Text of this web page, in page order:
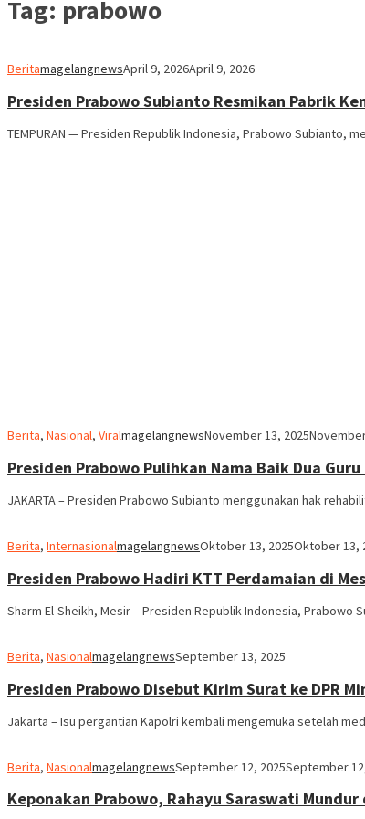
Tag: prabowo
BeritamagelangnewsApril 9, 2026April 9, 2026
Presiden Prabowo Subianto Resmikan Pabrik
TEMPURAN — Presiden Republik Indonesia, Prabowo Subianto,
Berita, Nasional, ViralmagelangnewsNovember 13, 2025
Presiden Prabowo Pulihkan Nama Baik Dua
JAKARTA – Presiden Prabowo Subianto menggunakan hak
Berita, InternasionalmagelangnewsOktober 13, 2025Oktober 13,
Presiden Prabowo Hadiri KTT Perdamaian di
Sharm El-Sheikh, Mesir – Presiden Republik Indonesia, Prabowo
Berita, NasionalmagelangnewsSeptember 13, 2025
Presiden Prabowo Disebut Kirim Surat ke DPR
Jakarta – Isu pergantian Kapolri kembali mengemuka setelah
Berita, NasionalmagelangnewsSeptember 12, 2025September
Keponakan Prabowo, Rahayu Saraswati